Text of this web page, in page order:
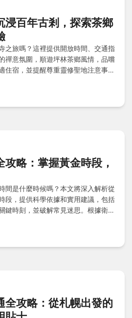
浸百年古剎，探索茶鄉
之旅嗎？這裡提供開放時間、交通指
禪意氛圍，順遊坪林茶鄉風情，品嚐
住宿，並提醒尊重靈修聖地注意事
攻略：掌握黃金時段，
間是什麼時候嗎？本文將深入解析從
段，提供科學依據和實用建議，包括
鍵時刻，並破解常見迷思。根據衛生
水平。
全攻略：從札幌出發的